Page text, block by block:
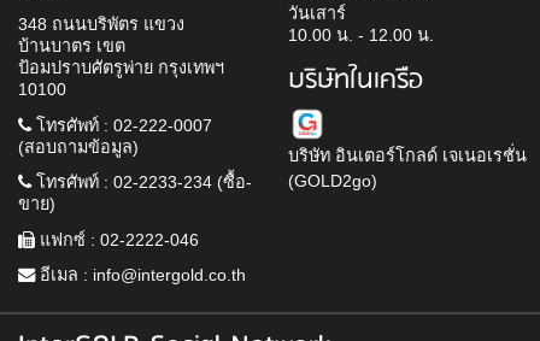
348 ถนนบริพัตร แขวง
บ้านบาตร เขต
ป้อมปราบศัตรูพ่าย กรุงเทพฯ
10100
โทรศัพท์ : 02-222-0007
(สอบถามข้อมูล)
โทรศัพท์ : 02-2233-234 (ซื้อ-
ขาย)
แฟกซ์ : 02-2222-046
อีเมล : info@intergold.co.th
วันเสาร์
10.00 น. - 12.00 น.
บริษัทในเครือ
บริษัท อินเตอร์โกลด์ เจเนอเรชั่น
(GOLD2go)